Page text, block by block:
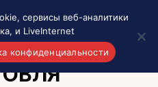
сервисы веб-аналитики
и LiveInternet
конфиденциальности